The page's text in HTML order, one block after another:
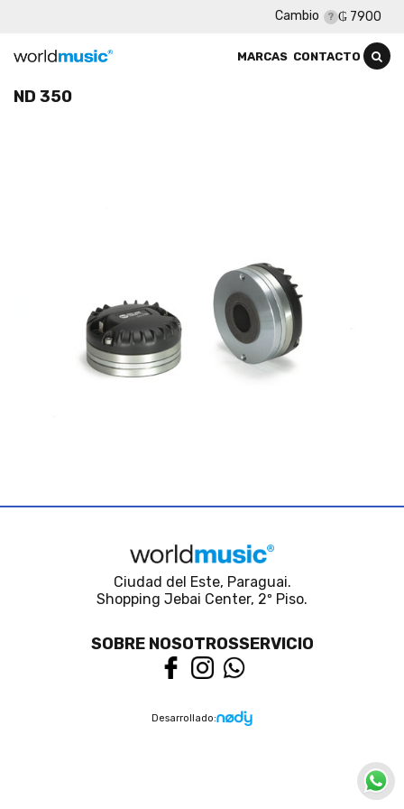
Cambio ₲ 7900
MARCAS CONTACTO
ND 350
Ciudad del Este, Paraguai.
Shopping Jebai Center, 2º Piso.
SOBRE NOSOTROSSERVICIO
Desarrollado: